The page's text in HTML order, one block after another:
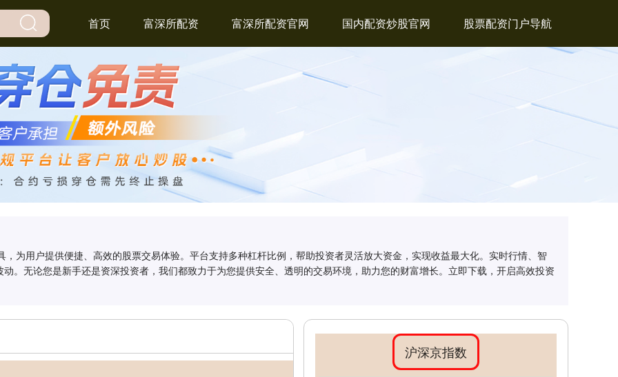
首页 富深所配资 富深所配资官网 国内配资炒股官网 股票配资门户导航
为用户提供便捷、高效的股票交易体验。平台支持多种杠杆比例，帮助投资者灵活放大资金，实现收益最大化。实时行情、智
。无论您是新手还是资深投资者，我们都致力于为您提供安全、透明的交易环境，助力您的财富增长。立即下载，开启高效投资
沪深京指数